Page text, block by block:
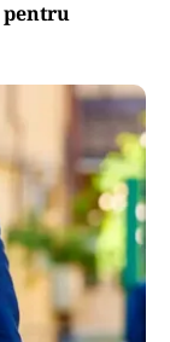
pentru